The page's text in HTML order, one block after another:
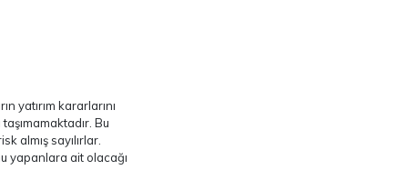
yatırım kararlarını
Bu
almış sayılırlar.
yapanlara ait olacağı